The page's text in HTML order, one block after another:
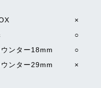
×
○
ウンター18mm
○
ウンター29mm
×